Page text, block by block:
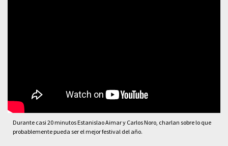
Durante casi 20 minutos Estanislao Aimar y Carlos Noro, charlan sobre lo que
probablemente pueda ser el mejor festival del año.